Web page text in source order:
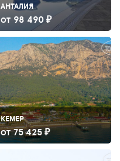
АНТАЛИЯ
ОТ 98 490 ₽
КЕМЕР
ОТ 75 425 ₽